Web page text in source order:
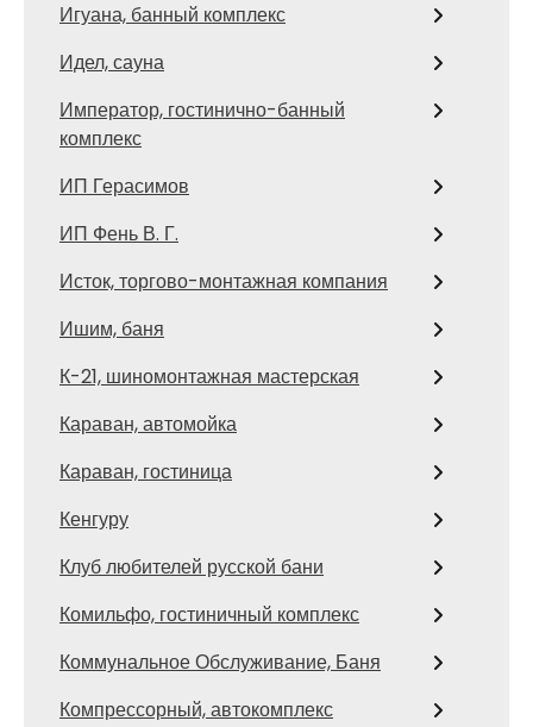
Игуана, банный комплекс
Идел, сауна
Император, гостинично-банный
комплекс
ИП Герасимов
ИП Фень В. Г.
Исток, торгово-монтажная компания
Ишим, баня
К-21, шиномонтажная мастерская
Караван, автомойка
Караван, гостиница
Кенгуру
Клуб любителей русской бани
Комильфо, гостиничный комплекс
Коммунальное Обслуживание, Баня
Компрессорный, автокомплекс